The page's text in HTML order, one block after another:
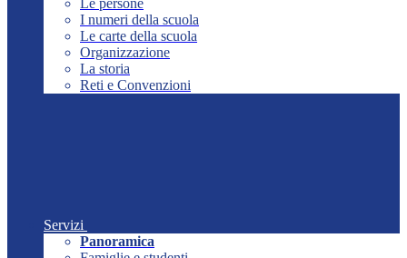
Le persone
I numeri della scuola
Le carte della scuola
Organizzazione
La storia
Reti e Convenzioni
Servizi
Panoramica